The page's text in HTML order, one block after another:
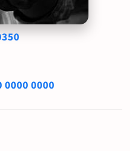
0000 0000